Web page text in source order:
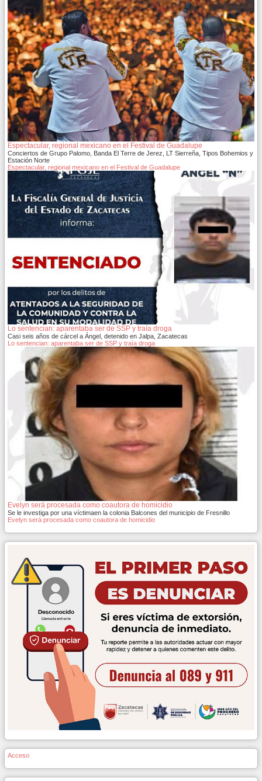
Espectacular, regional mexicano en el Festival de Guadalupe
Conciertos de Grupo Palomo, Banda El Terre de Jerez, LT Sierreña, Tipos Bohemios y
Estación Norte
Espectacular, regional mexicano en el Festival de Guadalupe
Lo sentencian: aparentaba ser de SSP y traía droga
Casi seis años de cárcel a Ángel, detenido en Jalpa, Zacatecas
Lo sentencian: aparentaba ser de SSP y traía droga
Evelyn será procesada como coautora de homicidio
Se le investiga por una víctimaen la colonia Balcones del municipio de Fresnillo
Evelyn será procesada como coautora de homicidio
Acceso